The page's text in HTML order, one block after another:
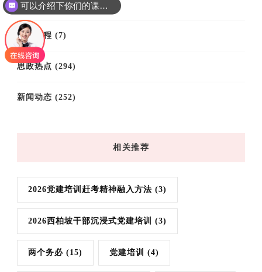
培训案例(61)
培训课程 (7)
思政热点 (294)
新闻动态 (252)
相关推荐
2026党建培训赶考精神融入方法 (3)
2026西柏坡干部沉浸式党建培训 (3)
两个务必 (15) 党建培训 (4)
可以介绍下你们的课程吗？